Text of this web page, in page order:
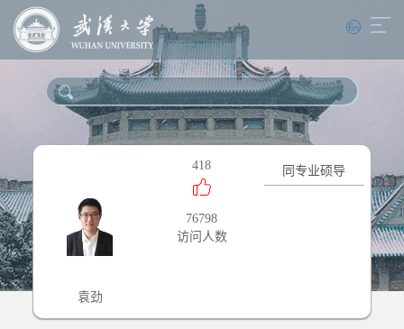
袁劲
418
76798
访问人数
同专业硕导